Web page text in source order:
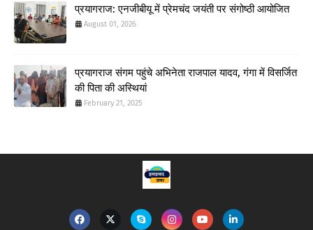
प्रयागराज: एनजीबीयू में प्रेमचंद जयंती पर संगोष्ठी आयोजित
August 01, 2026
प्रयागराज संगम पहुंचे अभिनेता राजपाल यादव, गंगा में विसर्जित
की पिता की अस्थियां
February 21, 2025